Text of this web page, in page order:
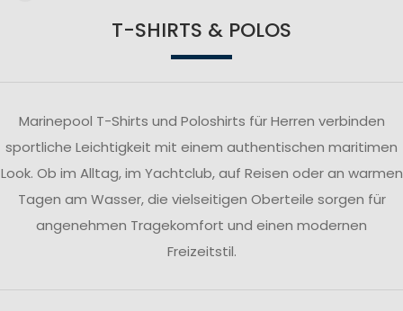
T-SHIRTS & POLOS
Marinepool T-Shirts und Poloshirts für Herren verbinden
sportliche Leichtigkeit mit einem authentischen maritimen
Look. Ob im Alltag, im Yachtclub, auf Reisen oder an warmen
Tagen am Wasser, die vielseitigen Oberteile sorgen für
angenehmen Tragekomfort und einen modernen
Freizeitstil.